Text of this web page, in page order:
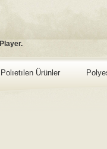
Polıetılen Ürünler